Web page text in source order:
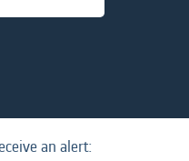
an alert: